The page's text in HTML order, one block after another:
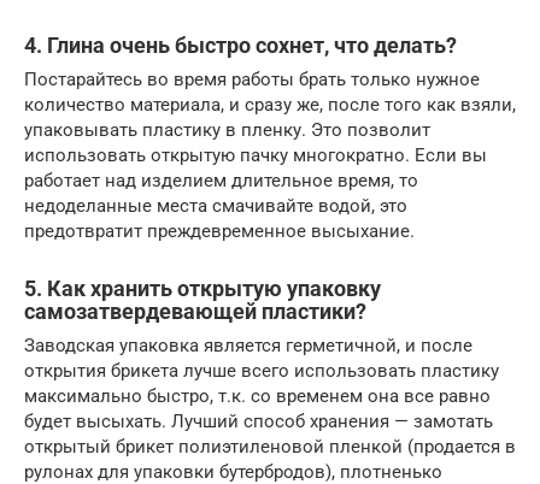
4. Глина очень быстро сохнет, что делать?
Постарайтесь во время работы брать только нужное
количество материала, и сразу же, после того как взяли,
упаковывать пластику в пленку. Это позволит
использовать открытую пачку многократно. Если вы
работает над изделием длительное время, то
недоделанные места смачивайте водой, это
предотвратит преждевременное высыхание.
5. Как хранить открытую упаковку
самозатвердевающей пластики?
Заводская упаковка является герметичной, и после
открытия брикета лучше всего использовать пластику
максимально быстро, т.к. со временем она все равно
будет высыхать. Лучший способ хранения — замотать
открытый брикет полиэтиленовой пленкой (продается в
рулонах для упаковки бутербродов), плотненько